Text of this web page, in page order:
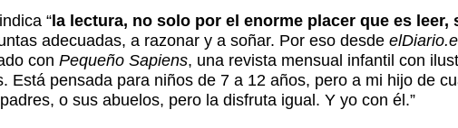
“la lectura, no solo por el enorme placer que es leer,
adecuadas, a razonar y a soñar. Por eso desde
con Pequeño Sapiens, una revista mensual infantil con
Está pensada para niños de 7 a 12 años, pero a mi hijo de
o sus abuelos, pero la disfruta igual. Y yo con él.”